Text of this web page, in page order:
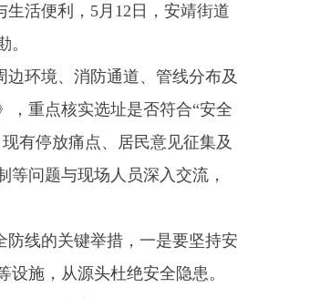
活便利，5月12日，安靖街道
环境、消防通道、管线分布及
，重点核实选址是否符合“安全
有停放痛点、居民意见征集及
问题与现场人员深入交流，
线的关键举措，一是要坚持安
施，从源头杜绝安全隐患。